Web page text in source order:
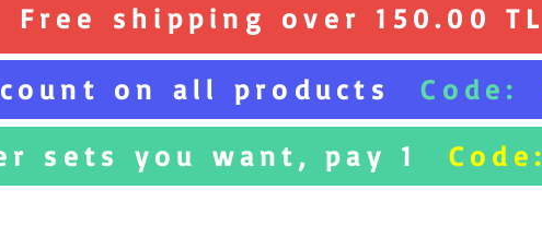
Free shipping over 150.00 TL
on all products Code:
sets you want, pay 1
Code: